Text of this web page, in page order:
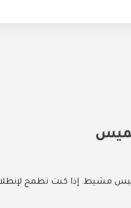
مشيط. إذا كنت تطمح